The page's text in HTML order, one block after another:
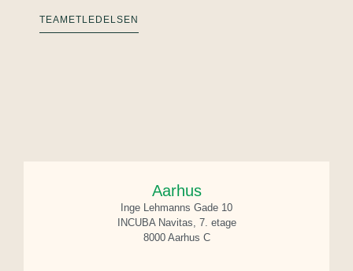
TEAMETLEDELSEN
Aarhus
Inge Lehmanns Gade 10
INCUBA Navitas, 7. etage
8000 Aarhus C